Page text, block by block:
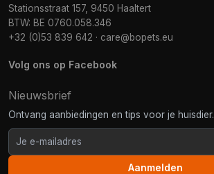
Stationsstraat 157, 9450 Haaltert
BTW: BE 0760.058.346
+32 (0)53 839 642 · care@bopets.eu
Volg ons op Facebook
Nieuwsbrief
Ontvang aanbiedingen en tips voor je huisdier.
Aanmelden